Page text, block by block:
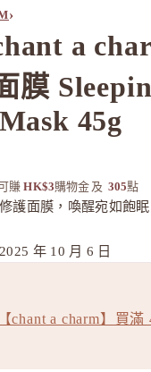
›
a
膜
45g
賺 HK$3購物金 及 305點
護面膜，喚醒宛如飽
年 10 月 6 日
chant a charm】買滿